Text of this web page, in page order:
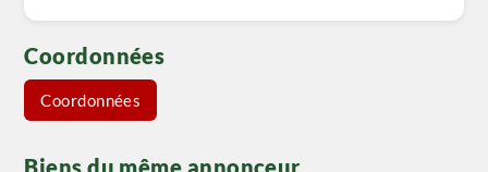
Coordonnées
Coordonnées